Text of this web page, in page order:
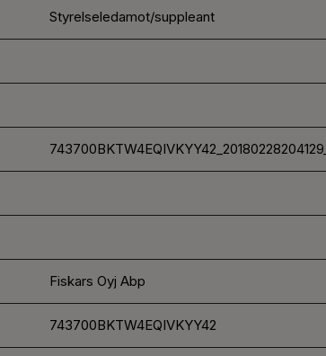
Styrelseledamot/suppleant
Fiskars Oyj Abp
743700BKTW4EQIVKYY42